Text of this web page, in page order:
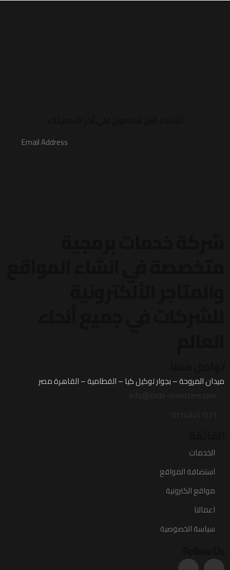
ميدان المروحة – بجوار توكيل كيا – القطامية – القاهرة مصر
info@code-monsters.com
01143451571
الخدمات
استضافة المواقع
مواقع الكترونية
اعمالنا
سياسة الخصوصية